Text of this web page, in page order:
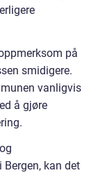
på
smidigere.
vanligvis
å gjøre
kan det